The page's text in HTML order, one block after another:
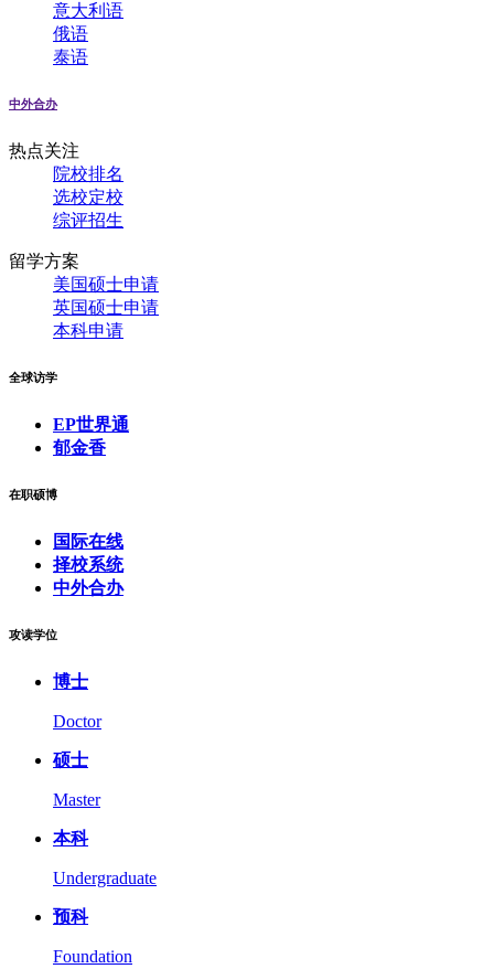
意大利语
俄语
泰语
中外合办
热点关注
院校排名
选校定校
综评招生
留学方案
美国硕士申请
英国硕士申请
本科申请
全球访学
EP世界通
郁金香
在职硕博
国际在线
择校系统
中外合办
攻读学位
博士
Doctor
硕士
Master
本科
Undergraduate
预科
Foundation